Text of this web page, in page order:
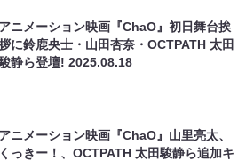
アニメーション映画『ChaO』初日舞台挨
に鈴鹿央士・山田杏奈・OCTPATH 太田
静ら登壇!2025.08.18
アニメーション映画『ChaO』山里亮太、
くっきー！、OCTPATH 太田駿静ら追加キ